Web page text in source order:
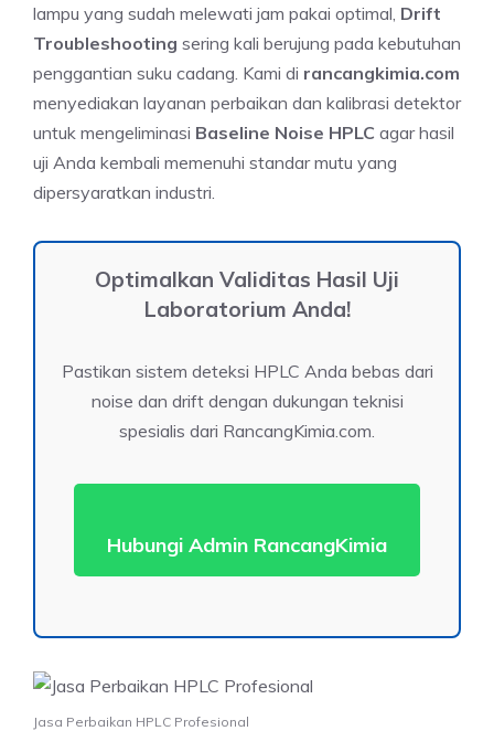
lampu yang sudah melewati jam pakai optimal, Drift
Troubleshooting sering kali berujung pada kebutuhan
penggantian suku cadang. Kami di rancangkimia.com
menyediakan layanan perbaikan dan kalibrasi detektor
untuk mengeliminasi Baseline Noise HPLC agar hasil
uji Anda kembali memenuhi standar mutu yang
dipersyaratkan industri.
Optimalkan Validitas Hasil Uji
Laboratorium Anda!
Pastikan sistem deteksi HPLC Anda bebas dari
noise dan drift dengan dukungan teknisi
spesialis dari RancangKimia.com.
Hubungi Admin RancangKimia
Jasa Perbaikan HPLC Profesional